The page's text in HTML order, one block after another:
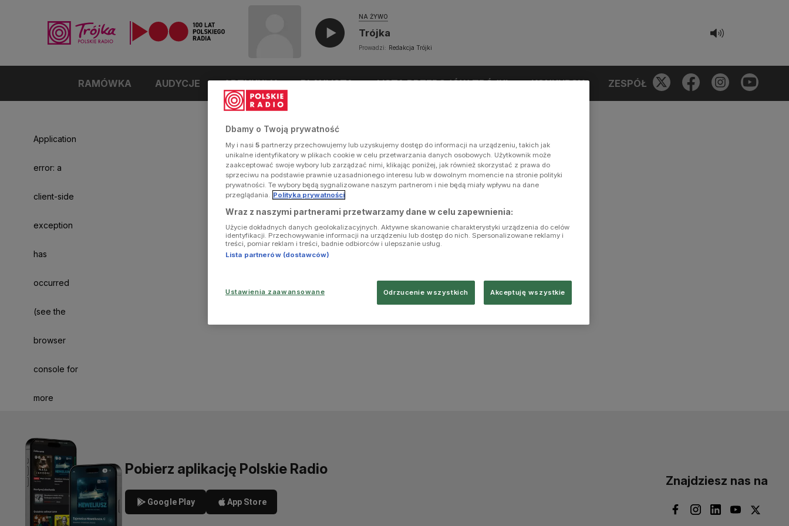
NA ŻYWO
Trójka
Prowadzi: Redakcja Trójki
RAMÓWKA AUDYCJE ARTYKUŁY PLAYLISTA LISTA PRZEBOJÓW TRÓJKI KONKURSY ZESPÓŁ
Application
error: a
client-side
exception
has
occurred
(see the
browser
console for
more
Pobierz aplikację Polskie Radio
Google Play App Store
Znajdziesz nas na
Dbamy o Twoją prywatność
My i nasi 5 partnerzy przechowujemy lub uzyskujemy dostęp do informacji na urządzeniu, takich jak
unikalne identyfikatory w plikach cookie w celu przetwarzania danych osobowych. Użytkownik może
zaakceptować swoje wybory lub zarządzać nimi, klikając poniżej, jak również skorzystać z prawa do
sprzeciwu na podstawie prawnie uzasadnionego interesu lub w dowolnym momencie na stronie polityki
prywatności. Te wybory będą sygnalizowane naszym partnerom i nie będą miały wpływu na dane
przeglądania. Polityka prywatności
Wraz z naszymi partnerami przetwarzamy dane w celu zapewnienia:
Użycie dokładnych danych geolokalizacyjnych. Aktywne skanowanie charakterystyki urządzenia do celów
identyfikacji. Przechowywanie informacji na urządzeniu lub dostęp do nich. Spersonalizowane reklamy i
treści, pomiar reklam i treści, badnie odbiorców i ulepszanie usług.
Lista partnerów (dostawców)
Ustawienia zaawansowane Odrzucenie wszystkich Akceptuję wszystkie